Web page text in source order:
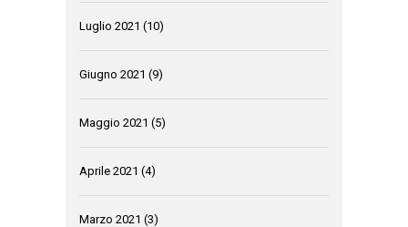
Luglio 2021 (10)
Giugno 2021 (9)
Maggio 2021 (5)
Aprile 2021 (4)
Marzo 2021 (3)